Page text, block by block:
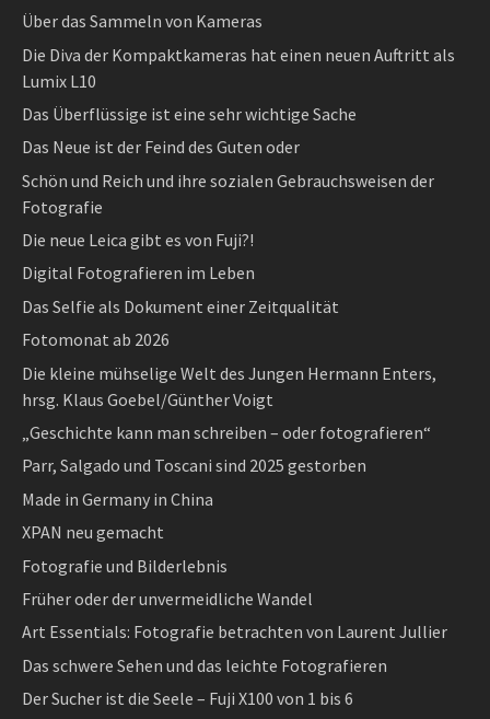
Über das Sammeln von Kameras
Die Diva der Kompaktkameras hat einen neuen Auftritt als
Lumix L10
Das Überflüssige ist eine sehr wichtige Sache
Das Neue ist der Feind des Guten oder
Schön und Reich und ihre sozialen Gebrauchsweisen der
Fotografie
Die neue Leica gibt es von Fuji?!
Digital Fotografieren im Leben
Das Selfie als Dokument einer Zeitqualität
Fotomonat ab 2026
Die kleine mühselige Welt des Jungen Hermann Enters,
hrsg. Klaus Goebel/Günther Voigt
„Geschichte kann man schreiben – oder fotografieren“
Parr, Salgado und Toscani sind 2025 gestorben
Made in Germany in China
XPAN neu gemacht
Fotografie und Bilderlebnis
Früher oder der unvermeidliche Wandel
Art Essentials: Fotografie betrachten von Laurent Jullier
Das schwere Sehen und das leichte Fotografieren
Der Sucher ist die Seele – Fuji X100 von 1 bis 6